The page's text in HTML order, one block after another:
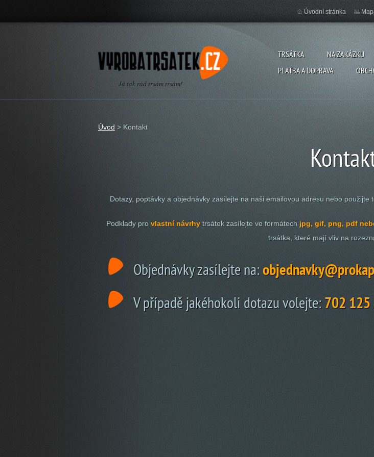
Já tak rád trsám trsám!
TRSÁTKA NA ZAKÁZKU
PLATBA A DOPRAVA
Úvodní stránka
Úvod > Kontakt
Dotazy, poptávky a objednávky zasílejte na naši emailovou adresu nebo
Podklady pro vlastní návrhy trsátek zasílejte ve formátech jpg, gif, png, pdf
trsátka, které mají vliv na
Objednávky zasílejte na:
V případě jakéhokoli dotazu volejte:702